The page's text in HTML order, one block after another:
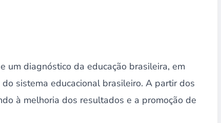
diagnóstico da educação brasileira, em
sistema educacional brasileiro. A partir dos
à melhoria dos resultados e a promoção de